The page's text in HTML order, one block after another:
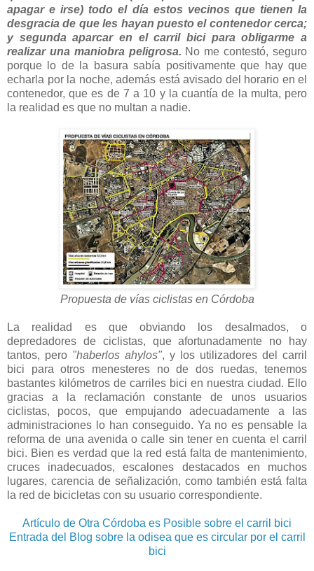
apagar e irse) todo el día estos vecinos que tienen la
desgracia de que les hayan puesto el contenedor cerca;
y segunda aparcar en el carril bici para obligarme a
realizar una maniobra peligrosa. No me contestó, seguro
porque lo de la basura sabía positivamente que hay que
echarla por la noche, además está avisado del horario en el
contenedor, que es de 7 a 10 y la cuantía de la multa, pero
la realidad es que no multan a nadie.
Propuesta de vías ciclistas en Córdoba
La realidad es que obviando los desalmados, o
depredadores de ciclistas, que afortunadamente no hay
tantos, pero "haberlos ahylos", y los utilizadores del carril
bici para otros menesteres no de dos ruedas, tenemos
bastantes kilómetros de carriles bici en nuestra ciudad. Ello
gracias a la reclamación constante de unos usuarios
ciclistas, pocos, que empujando adecuadamente a las
administraciones lo han conseguido. Ya no es pensable la
reforma de una avenida o calle sin tener en cuenta el carril
bici. Bien es verdad que la red está falta de mantenimiento,
cruces inadecuados, escalones destacados en muchos
lugares, carencia de señalización, como también está falta
la red de bicicletas con su usuario correspondiente.
Artículo de Otra Córdoba es Posible sobre el carril bici
Entrada del Blog sobre la odisea que es circular por el carril
bici